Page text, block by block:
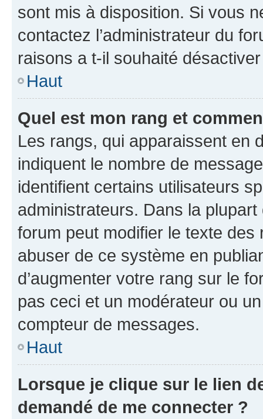
sont mis à disposition. Si vous
contactez l’administrateur du
raisons a t-il souhaité
Haut
Quel est mon rang et
Les rangs, qui apparaissent en
indiquent le nombre de
identifient certains utilisateurs
administrateurs. Dans la
forum peut modifier le texte
abuser de ce système en
d’augmenter votre rang sur le
pas ceci et un modérateur ou
compteur de messages.
Haut
Lorsque je clique sur le lien
demandé de me connecter ?